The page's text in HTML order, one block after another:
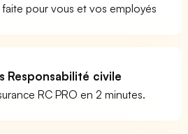
pour vous et vos employés
Responsabilité civile
RC PRO en 2 minutes.